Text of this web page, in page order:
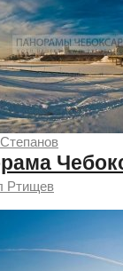
Sitdikov
Овчинников
Семёнов
Ртищев